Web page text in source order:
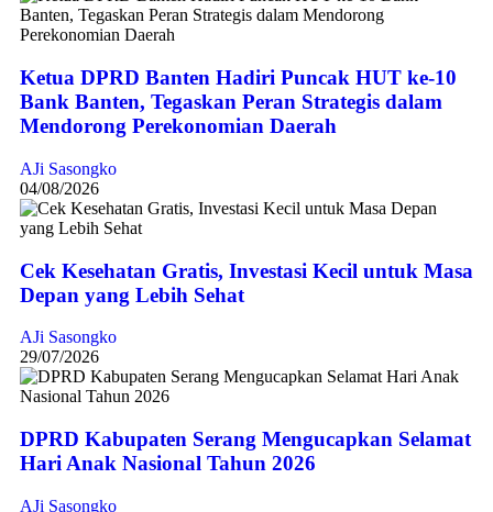
Ketua DPRD Banten Hadiri Puncak HUT ke-10
Bank Banten, Tegaskan Peran Strategis dalam
Mendorong Perekonomian Daerah
AJi Sasongko
04/08/2026
Cek Kesehatan Gratis, Investasi Kecil untuk Masa
Depan yang Lebih Sehat
AJi Sasongko
29/07/2026
DPRD Kabupaten Serang Mengucapkan Selamat
Hari Anak Nasional Tahun 2026
AJi Sasongko